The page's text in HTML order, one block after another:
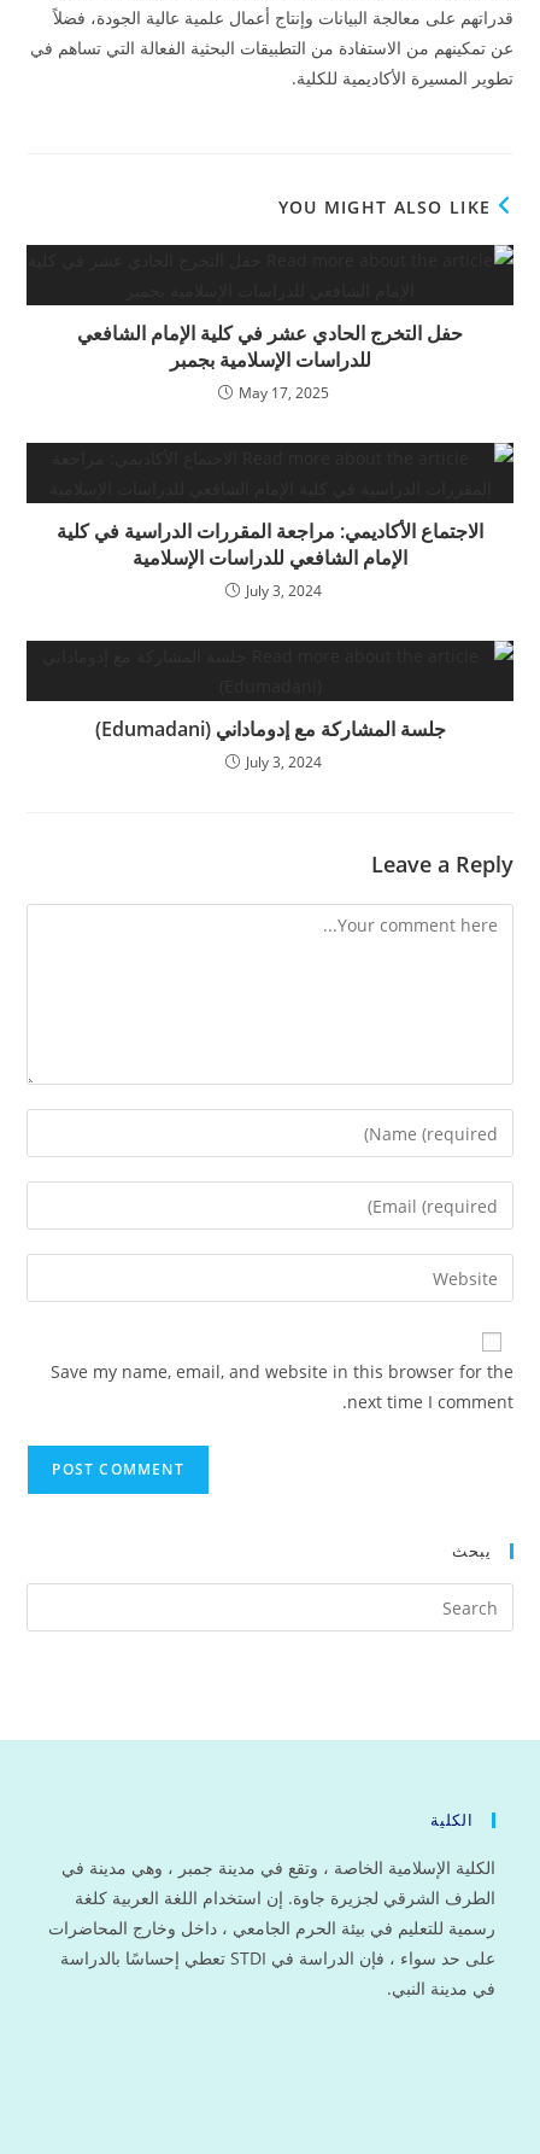
قدراتهم على معالجة البيانات وإنتاج أعمال علمية عالية الجودة، فضلاً
عن تمكينهم من الاستفادة من التطبيقات البحثية الفعالة التي تساهم في
تطوير المسيرة الأكاديمية للكلية.
YOU MIGHT ALSO LIKE
حفل التخرج الحادي عشر في كلية الإمام الشافعي
للدراسات الإسلامية بجمبر
May 17, 2025
الاجتماع الأكاديمي: مراجعة المقررات الدراسية في كلية
الإمام الشافعي للدراسات الإسلامية
July 3, 2024
جلسة المشاركة مع إدوماداني (Edumadani)
July 3, 2024
Leave a Reply
Comment
Enter
your
name
comment
Enter
your
email
address
comment
Enter
your
website
URL
Save my name, email, and website in this browser for the
next time I comment.
يبحث
الكلية
الكلية الإسلامية الخاصة ، وتقع في مدينة جمبر ، وهي مدينة في
الطرف الشرقي لجزيرة جاوة. إن استخدام اللغة العربية كلغة
رسمية للتعليم في بيئة الحرم الجامعي ، داخل وخارج المحاضرات
على حد سواء ، فإن الدراسة في STDI تعطي إحساسًا بالدراسة
في مدينة النبي.